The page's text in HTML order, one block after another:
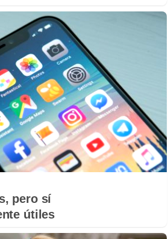
pero sí
útiles